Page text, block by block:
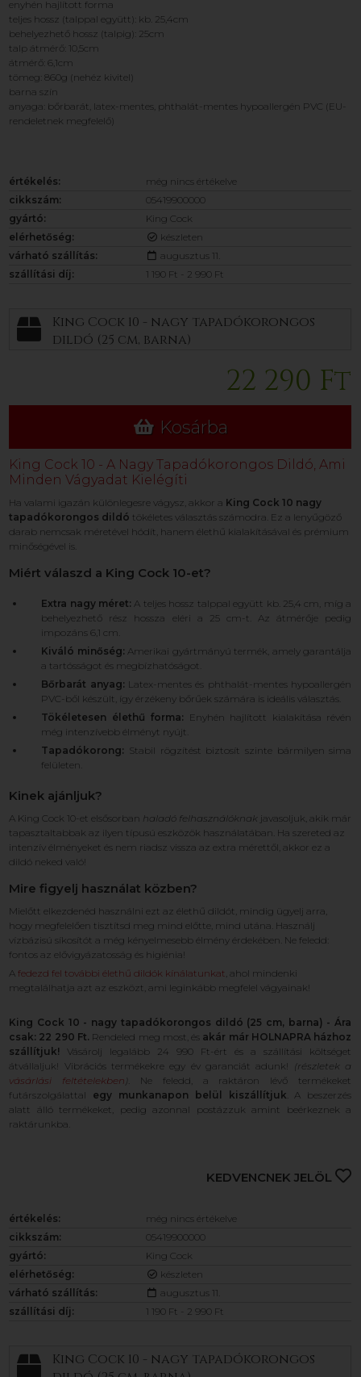
enyhén hajlított forma
teljes hossz (talppal együtt): kb. 25,4cm
behelyezhető hossz (talpig): 25cm
talp átmérő: 10,5cm
átmérő: 6,1cm
tömeg: 860g (nehéz kivitel)
barna szín
anyaga: bőrbarát, latex-mentes, phthalát-mentes hypoallergén PVC (EU-
rendeletnek megfelelő)
értékelés:
még nincs értékelve
cikkszám:
05419900000
gyártó:
King Cock
elérhetőség:
készleten
várható szállítás:
augusztus 11.
szállítási díj:
1 190 Ft - 2 990 Ft
King Cock 10 - nagy tapadókorongos
dildó (25 cm, barna)
22 290 Ft
Kosárba
King Cock 10 - A Nagy Tapadókorongos Dildó, Ami
Minden Vágyadat Kielégíti
Ha valami igazán különlegesre vágysz, akkor a King Cock 10 nagy
tapadókorongos dildó tökéletes választás számodra. Ez a lenyűgöző
darab nemcsak méretével hódít, hanem élethű kialakításával és prémium
minőségével is.
Miért válaszd a King Cock 10-et?
Extra nagy méret: A teljes hossz talppal együtt kb. 25,4 cm, míg a
behelyezhető rész hossza eléri a 25 cm-t. Az átmérője pedig
impozáns 6,1 cm.
Kiváló minőség: Amerikai gyártmányú termék, amely garantálja
a tartósságot és megbízhatóságot.
Bőrbarát anyag: Latex-mentes és phthalát-mentes hypoallergén
PVC-ből készült, így érzékeny bőrűek számára is ideális választás.
Tökéletesen élethű forma: Enyhén hajlított kialakítása révén
még intenzívebb élményt nyújt.
Tapadókorong: Stabil rögzítést biztosít szinte bármilyen sima
felületen.
Kinek ajánljuk?
A King Cock 10-et elsősorban haladó felhasználóknak javasoljuk, akik már
tapasztaltabbak az ilyen típusú eszközök használatában. Ha szereted az
intenzív élményeket és nem riadsz vissza az extra mérettől, akkor ez a
dildó neked való!
Mire figyelj használat közben?
Mielőtt elkezdenéd használni ezt az élethű dildót, mindig ügyelj arra,
hogy megfelelően tisztítsd meg mind előtte, mind utána. Használj
vízbázisú síkosítót a még kényelmesebb élmény érdekében. Ne feledd:
fontos az elővigyázatosság és higiénia!
Afedezd fel további élethű dildók kínálatunkat, ahol mindenki
megtalálhatja azt az eszközt, ami leginkább megfelel vágyainak!
King Cock 10 - nagy tapadókorongos dildó (25 cm, barna) - Ára
csak: 22 290 Ft. Rendeled meg most, és akár már HOLNAPRA házhoz
szállítjuk! Vásárolj legalább 24 990 Ft-ért és a szállítási költséget
átvállaljuk! Vibrációs termékekre egy év garanciát adunk! (részletek a
vásárlási feltételekben ) . Ne feledd, a raktáron lévő termékeket
futárszolgálattal egy munkanapon belül kiszállítjuk . A beszerzés
alatt álló termékeket, pedig azonnal postázzuk amint beérkeznek a
raktárunkba.
KEDVENCNEK JELÖL
értékelés:
még nincs értékelve
cikkszám:
05419900000
gyártó:
King Cock
elérhetőség:
készleten
várható szállítás:
augusztus 11.
szállítási díj:
1 190 Ft - 2 990 Ft
King Cock 10 - nagy tapadókorongos